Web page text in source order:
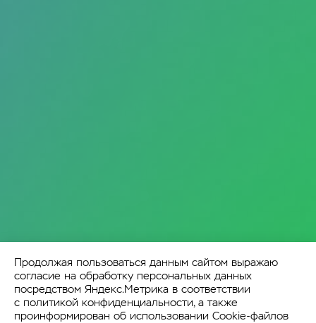
Продолжая пользоваться данным сайтом выражаю
согласие на обработку персональных данных
посредством Яндекс.Метрика в соответствии
с политикой конфиденциальности, а также
проинформирован об использовании Cookie-файлов